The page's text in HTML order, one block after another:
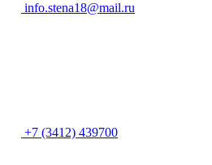
info.stena18@mail.ru
+7 (3412) 439700